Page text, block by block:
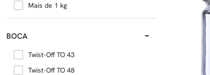
Mais de 1 kg
BOCA
Twist-Off TO 43
Twist-Off TO 48